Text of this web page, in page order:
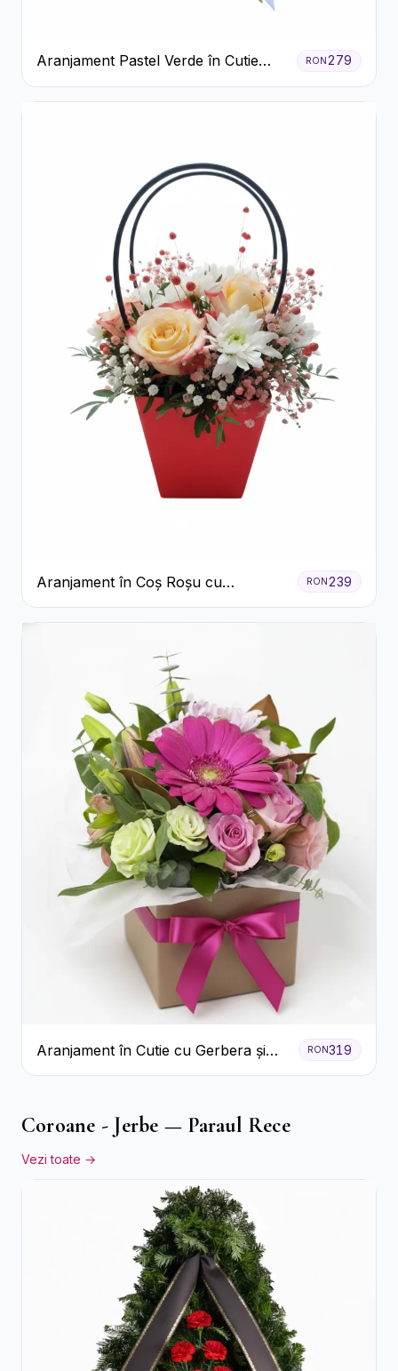
Aranjament Pastel Verde în Cutie
Galben Pal
RON279
Aranjament în Coș Roșu cu
Trandafiri și Crizanteme Albe
RON 239
Aranjament în Cutie cu Gerbera și
Trandafiri Roz
RON319
Coroane - Jerbe — Paraul Rece
Vezi toate →